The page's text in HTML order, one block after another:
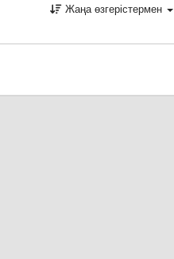
Жаңа өзгерістермен